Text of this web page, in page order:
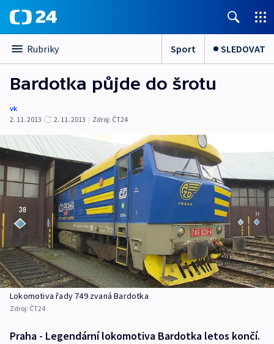
Rubriky Sport SLEDOVAT
Bardotka půjde do šrotu
vk
2. 11. 2013
2. 11. 2013 | Zdroj: ČT24
Lokomotiva řady 749 zvaná Bardotka
Zdroj: ČT24
Praha - Legendární lokomotiva Bardotka letos končí.